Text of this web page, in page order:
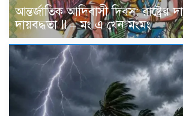
আন্তর্জাতিক আদিবাসী দিবস: রাষ্ট্রের
দায়বদ্ধতা II – মং এ খেন মংমং